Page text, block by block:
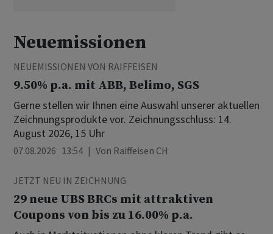
Neuemissionen
NEUEMISSIONEN VON RAIFFEISEN
9.50% p.a. mit ABB, Belimo, SGS
Gerne stellen wir Ihnen eine Auswahl unserer aktuellen
Zeichnungsprodukte vor. Zeichnungsschluss: 14.
August 2026, 15 Uhr
07.08.2026 13:54 Von Raiffeisen CH
JETZT NEU IN ZEICHNUNG
29 neue UBS BRCs mit attraktiven
Coupons von bis zu 16.00% p.a.